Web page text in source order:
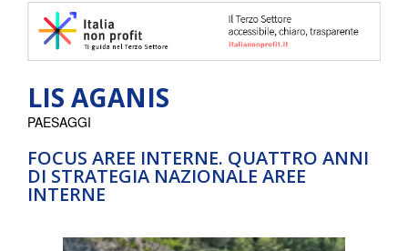
LIS AGANIS
FOCUS AREE INTERNE. QUATTRO ANNI
DI STRATEGIA NAZIONALE AREE
INTERNE
PAESAGGI